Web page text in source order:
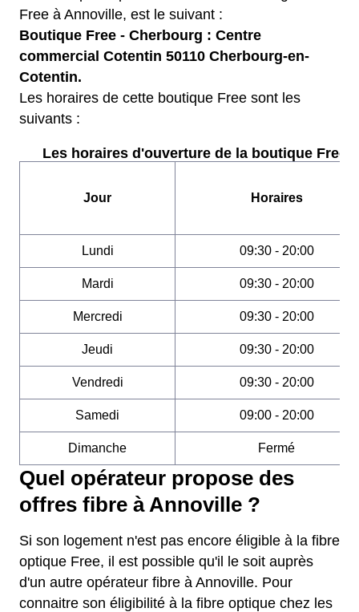
Free à Annoville, est le suivant :
Boutique Free - Cherbourg : Centre
commercial Cotentin 50110 Cherbourg-en-
Cotentin.
Les horaires de cette boutique Free sont les
suivants :
Les horaires d'ouverture de la boutique Free :
Jour Horaires
Lundi 09:30 - 20:00
Mardi 09:30 - 20:00
Mercredi 09:30 - 20:00
Jeudi 09:30 - 20:00
Vendredi 09:30 - 20:00
Samedi 09:00 - 20:00
Dimanche Fermé
Quel opérateur propose des
offres fibre à Annoville ?
Si son logement n'est pas encore éligible à la fibre
optique Free, il est possible qu'il le soit auprès
d'un autre opérateur fibre à Annoville. Pour
connaitre son éligibilité à la fibre optique chez les